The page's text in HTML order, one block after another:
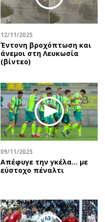
12/11/2025
Έντονη βροχόπτωση και
άνεμοι στη Λευκωσία
(βίντεο)
09/11/2025
Aπέφυγε την γκέλα... με
εύστοχο πέναλτι